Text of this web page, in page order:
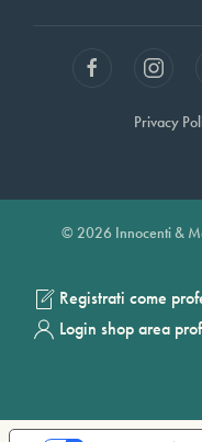
Privacy
© 2026 Innocenti &
Registrati come
Login shop area